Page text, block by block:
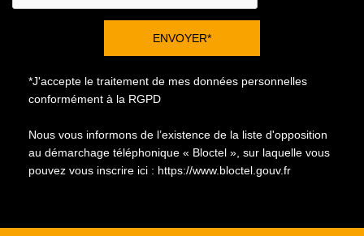
ENVOYER*
*J'accepte le traitement de mes données personnelles
conformément à la RGPD
Nous vous informons de l’existence de la liste d'opposition
au démarchage téléphonique « Bloctel », sur laquelle vous
pouvez vous inscrire ici : https://www.bloctel.gouv.fr